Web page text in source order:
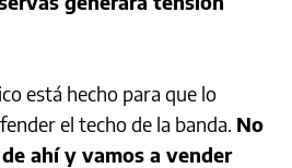
está hecho para que lo
el techo de la banda. No
ahí y vamos a vender